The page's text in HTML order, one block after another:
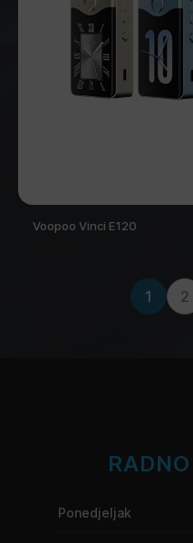
Voopoo Vinci E120
1 2
Ponedjeljak